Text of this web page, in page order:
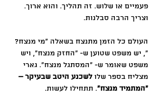
פעמיים או שלוש. זה תהליך. והוא ארוך.
וצריך הרבה סבלנות.
העולם כל הזמן מתנצח בשאלה ״מי מנצח?
״, יש משפט שטוען ש- ״החזק מנצח״, ויש
משפט שאומר ש- ״המסתגל מנצח״. גארי
מצליח בספר שלו לשכנע היטב שבעיקר –
״המתמיד מנצח״. תתחילו לעשות.